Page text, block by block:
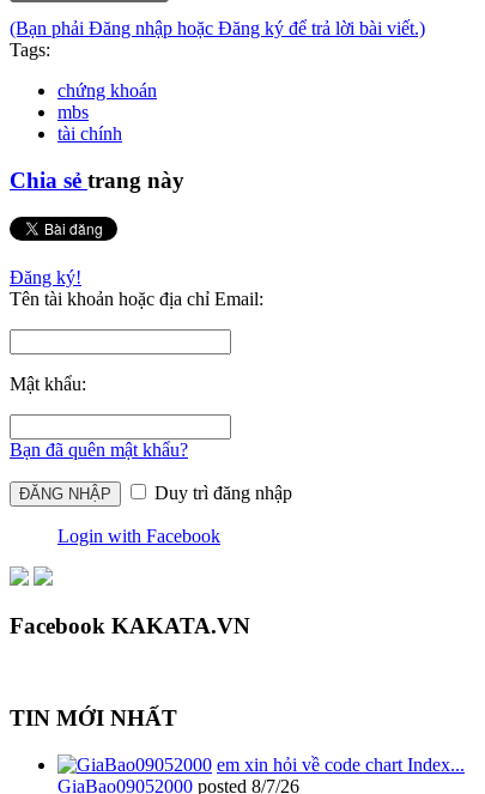
(Bạn phải Đăng nhập hoặc Đăng ký để trả lời bài viết.)
Tags:
chứng khoán
mbs
tài chính
Chia sẻ trang này
Đăng ký!
Tên tài khoản hoặc địa chỉ Email:
Mật khẩu:
Bạn đã quên mật khẩu?
Duy trì đăng nhập
Login with Facebook
Facebook KAKATA.VN
TIN MỚI NHẤT
em xin hỏi về code chart Index...
GiaBao09052000 posted 8/7/26